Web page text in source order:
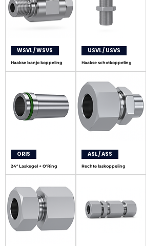
WSVL / WSVS
Haakse banjo koppeling
USVL / USVS
Haakse schotkoppeling
ORIS
24° Laskegel + O'Ring
ASL / ASS
Rechte laskoppeling